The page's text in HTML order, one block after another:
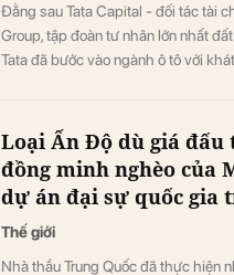
Đằng sau Tata Capital - đối tác tài
Group, tập đoàn tư nhân lớn nhất
Tata đã bước vào ngành ô tô với
Loại Ấn Độ dù giá đấu
đồng minh nghèo của
dự án đại sự quốc gia
Thế giới
Nhà thầu Trung Quốc đã thực hiện